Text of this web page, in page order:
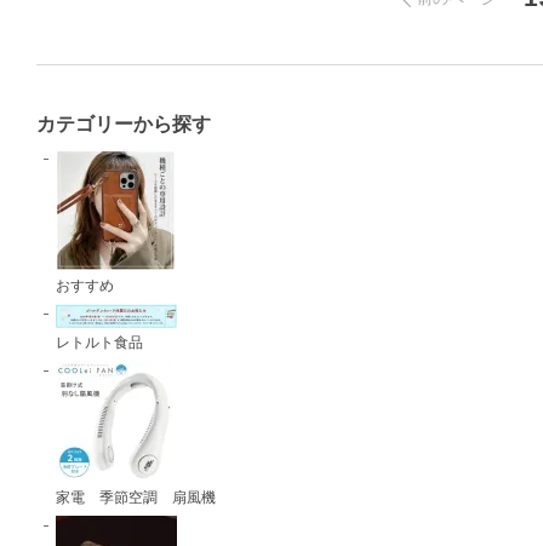
カテゴリーから探す
おすすめ
レトルト食品
家電 季節空調 扇風機